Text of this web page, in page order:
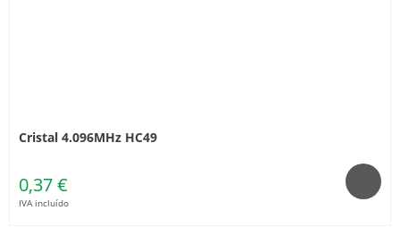
Cristal 4.096MHz HC49
0,37 €
IVA incluído